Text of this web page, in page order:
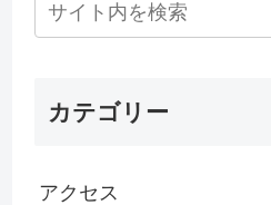
カテゴリー
アクセス